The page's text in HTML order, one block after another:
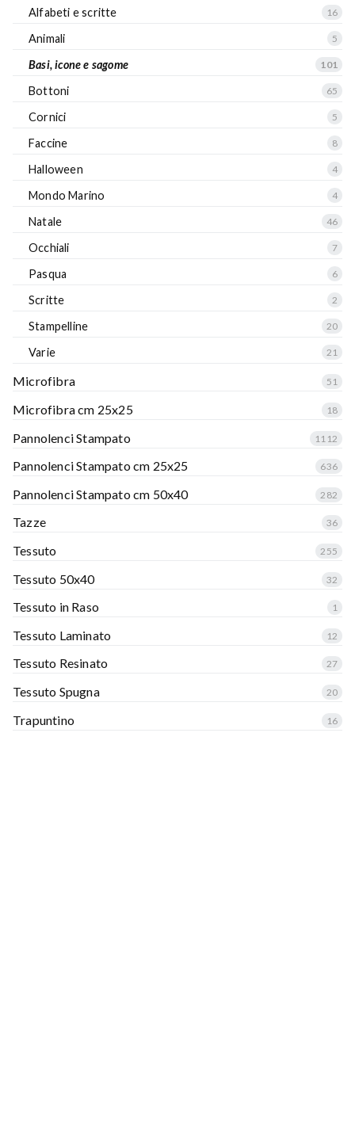
Alfabeti e scritte 16
Animali 5
Basi, icone e sagome 101
Bottoni 65
Cornici 5
Faccine 8
Halloween 4
Mondo Marino 4
Natale 46
Occhiali 7
Pasqua 6
Scritte 2
Stampelline 20
Varie 21
Microfibra 51
Microfibra cm 25x25 18
Pannolenci Stampato 1112
Pannolenci Stampato cm 25x25 636
Pannolenci Stampato cm 50x40 282
Tazze 36
Tessuto 255
Tessuto 50x40 32
Tessuto in Raso 1
Tessuto Laminato 12
Tessuto Resinato 27
Tessuto Spugna 20
Trapuntino 16